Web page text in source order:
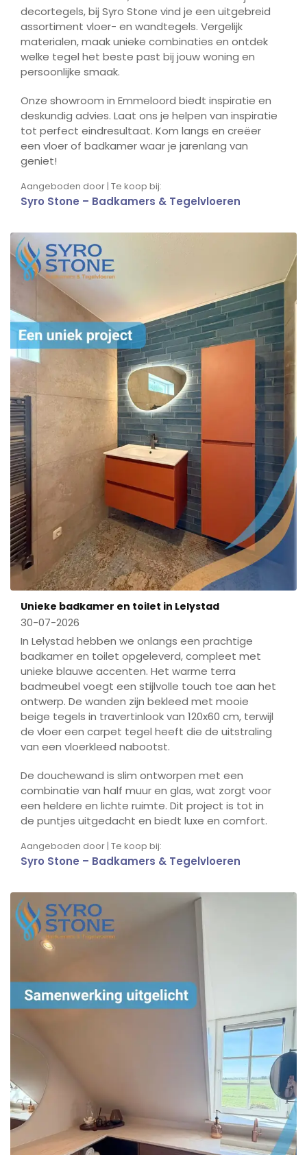
decortegels, bij Syro Stone vind je een uitgebreid
assortiment vloer- en wandtegels. Vergelijk
materialen, maak unieke combinaties en ontdek
welke tegel het beste past bij jouw woning en
persoonlijke smaak.
Onze showroom in Emmeloord biedt inspiratie en
deskundig advies. Laat ons je helpen van inspiratie
tot perfect eindresultaat. Kom langs en creëer
een vloer of badkamer waar je jarenlang van
geniet!
Aangeboden door | Te koop bij:
Syro Stone – Badkamers & Tegelvloeren
Unieke badkamer en toilet in Lelystad
30-07-2026
In Lelystad hebben we onlangs een prachtige
badkamer en toilet opgeleverd, compleet met
unieke blauwe accenten. Het warme terra
badmeubel voegt een stijlvolle touch toe aan het
ontwerp. De wanden zijn bekleed met mooie
beige tegels in travertinlook van 120x60 cm, terwijl
de vloer een carpet tegel heeft die de uitstraling
van een vloerkleed nabootst.
De douchewand is slim ontworpen met een
combinatie van half muur en glas, wat zorgt voor
een heldere en lichte ruimte. Dit project is tot in
de puntjes uitgedacht en biedt luxe en comfort.
Aangeboden door | Te koop bij:
Syro Stone – Badkamers & Tegelvloeren